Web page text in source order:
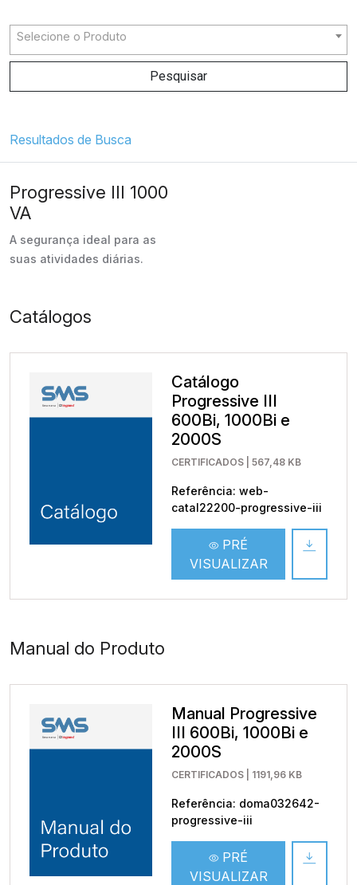
Selecione o Produto
Pesquisar
Resultados de Busca
Progressive III 1000
VA
A segurança ideal para as
suas atividades diárias.
Catálogos
Catálogo
Progressive III
600Bi, 1000Bi e
2000S
CERTIFICADOS | 567,48 KB
Referência: web-
catal22200-progressive-iii
PRÉ
VISUALIZAR
Manual do Produto
Manual Progressive
III 600Bi, 1000Bi e
2000S
CERTIFICADOS | 1191,96 KB
Referência: doma032642-
progressive-iii
PRÉ
VISUALIZAR